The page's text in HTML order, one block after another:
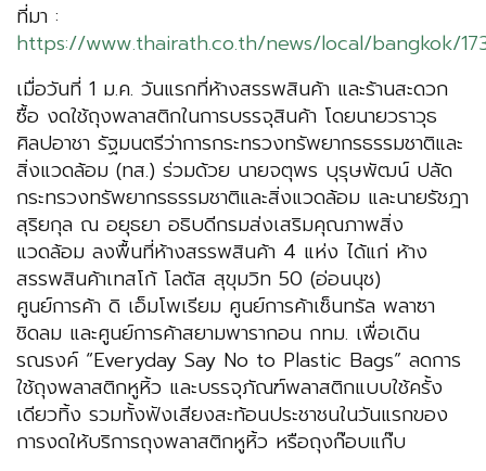
ที่มา :
https://www.thairath.co.th/news/local/bangkok/
เมื่อวันที่ 1 ม.ค. วันแรกที่ห้างสรรพสินค้า และร้านสะดวก
ซื้อ งดใช้ถุงพลาสติกในการบรรจุสินค้า โดยนายวราวุธ
ศิลปอาชา รัฐมนตรีว่าการกระทรวงทรัพยากรธรรมชาติและ
สิ่งแวดล้อม (ทส.) ร่วมด้วย นายจตุพร บุรุษพัฒน์ ปลัด
กระทรวงทรัพยากรธรรมชาติและสิ่งแวดล้อม และนายรัชฎา
สุริยกุล ณ อยุธยา อธิบดีกรมส่งเสริมคุณภาพสิ่ง
แวดล้อม ลงพื้นที่ห้างสรรพสินค้า 4 แห่ง ได้แก่ ห้าง
สรรพสินค้าเทสโก้ โลตัส สุขุมวิท 50 (อ่อนนุช)
ศูนย์การค้า ดิ เอ็มโพเรียม ศูนย์การค้าเซ็นทรัล พลาซา
ชิดลม และศูนย์การค้าสยามพารากอน กทม. เพื่อเดิน
รณรงค์ “Everyday Say No to Plastic Bags” ลดการ
ใช้ถุงพลาสติกหูหิ้ว และบรรจุภัณฑ์พลาสติกแบบใช้ครั้ง
เดียวทิ้ง รวมทั้งฟังเสียงสะท้อนประชาชนในวันแรกของ
การงดให้บริการถุงพลาสติกหูหิ้ว หรือถุงก๊อบแก๊บ